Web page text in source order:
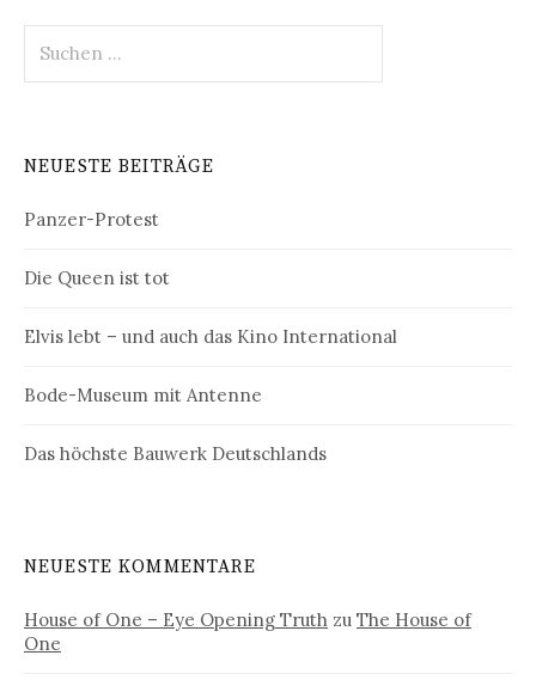
nach:
NEUESTE BEITRÄGE
Panzer-Protest
Die Queen ist tot
Elvis lebt – und auch das Kino International
Bode-Museum mit Antenne
Das höchste Bauwerk Deutschlands
NEUESTE KOMMENTARE
House of One – Eye Opening Truth zu The House of
One